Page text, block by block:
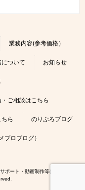
業務内容(参考価格）
ついて お知らせ
ご相談はこちら
ら のりぷろブログ
ブロブログ）
ート・動画制作等はのりぷろにお